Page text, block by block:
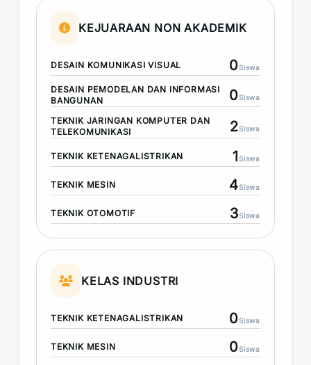
KEJUARAAN NON AKADEMIK
DESAIN KOMUNIKASI VISUAL 0Siswa
DESAIN PEMODELAN DAN INFORMASI
BANGUNAN
0Siswa
TEKNIK JARINGAN KOMPUTER DAN
TELEKOMUNIKASI
2Siswa
TEKNIK KETENAGALISTRIKAN 1Siswa
TEKNIK MESIN 4Siswa
TEKNIK OTOMOTIF 3Siswa
KELAS INDUSTRI
TEKNIK KETENAGALISTRIKAN 0Siswa
TEKNIK MESIN 0Siswa